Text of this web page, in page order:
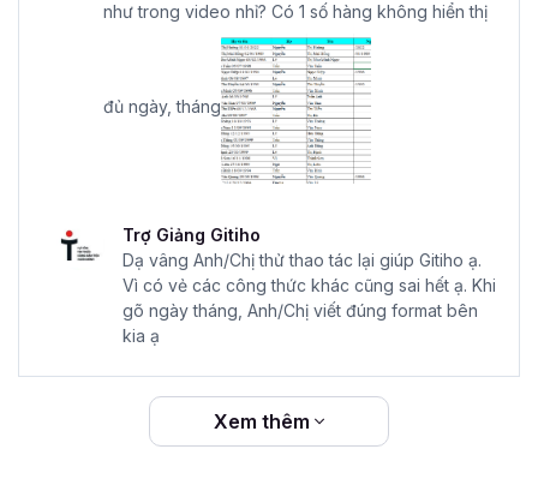
như trong video nhỉ? Có 1 số hàng không hiển thị
đủ ngày, tháng
Trợ Giảng Gitiho
Dạ vâng Anh/Chị thử thao tác lại giúp Gitiho ạ.
Vì có vẻ các công thức khác cũng sai hết ạ. Khi
gõ ngày tháng, Anh/Chị viết đúng format bên
kia ạ
Xem thêm